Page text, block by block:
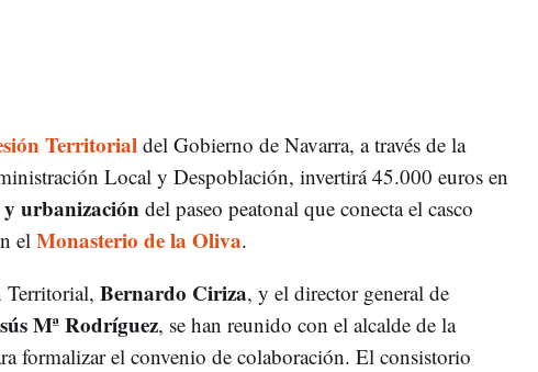
Territorial del Gobierno de Navarra, a través de la
Local y Despoblación, invertirá 45.000 euros en
urbanización del paseo peatonal que conecta el casco
el Monasterio de la Oliva.
Territorial, Bernardo Ciriza, y el director general de
Mª Rodríguez, se han reunido con el alcalde de la
formalizar el convenio de colaboración. El consistorio